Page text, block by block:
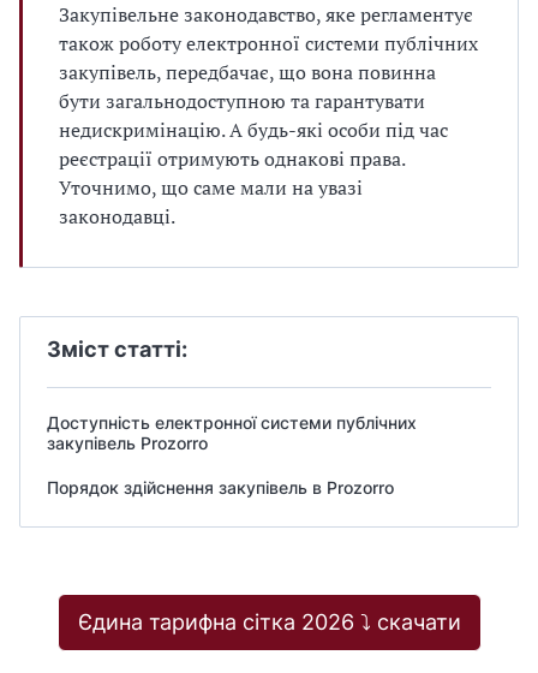
Закупівельне законодавство, яке регламентує
також роботу електронної системи публічних
закупівель, передбачає, що вона повинна
бути загальнодоступною та гарантувати
недискримінацію. А будь-які особи під час
реєстрації отримують однакові права.
Уточнимо, що саме мали на увазі
законодавці.
Зміст статті:
Доступність електронної системи публічних
закупівель Prozorro
Порядок здійснення закупівель в Prozorro
Єдина тарифна сітка 2026 ⤵️ скачати